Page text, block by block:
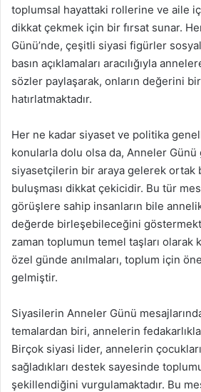
toplumsal hayattaki rollerine ve aile
dikkat çekmek için bir fırsat sunar.
Günü’nde, çeşitli siyasi figürler
basın açıklamaları aracılığıyla
sözler paylaşarak, onların değerini
hatırlatmaktadır.
Her ne kadar siyaset ve politika
konularla dolu olsa da, Anneler
siyasetçilerin bir araya gelerek ortak
buluşması dikkat çekicidir. Bu tür
görüşlere sahip insanların bile
değerde birleşebileceğini
zaman toplumun temel taşları olarak
özel günde anılmaları, toplum için
gelmiştir.
Siyasilerin Anneler Günü
temalardan biri, annelerin
Birçok siyasi lider, annelerin
sağladıkları destek sayesinde
şekillendiğini vurgulamaktadır. Bu